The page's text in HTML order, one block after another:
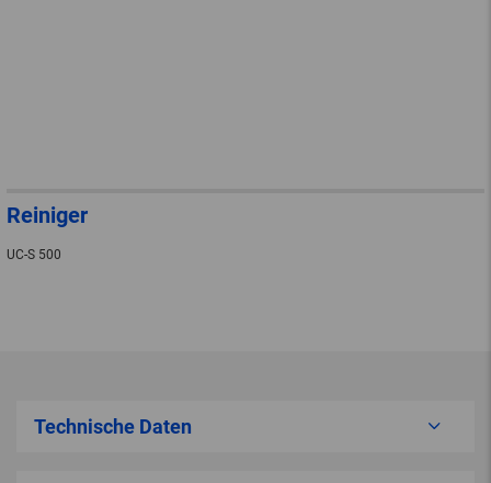
Reiniger
UC-S 500
Technische Daten